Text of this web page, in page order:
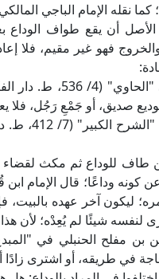
الإمام الباجي المالكي في
أن يقع طواف الوداع
فهو غير مقيم، فلا
قال الإمام
صديق، أو جَمْعِ رَجُل، فلا
وقال
طاف للوداع ثم مكث لقضاء
ليكون آخر عهده بالبيت،
شيئًا لم يُعِدْه؛ لأن هذا
في طريقه، أو اشترى زادًا